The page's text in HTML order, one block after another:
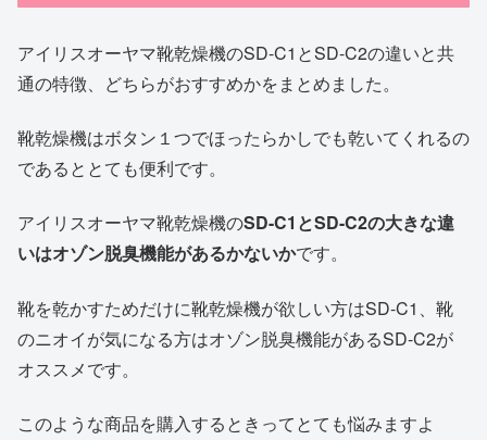
アイリスオーヤマ靴乾燥機のSD-C1とSD-C2の違いと共
通の特徴、どちらがおすすめかをまとめました。
靴乾燥機はボタン１つでほったらかしでも乾いてくれるの
であるととても便利です。
アイリスオーヤマ靴乾燥機のSD-C1とSD-C2の大きな違
いはオゾン脱臭機能があるかないかです。
靴を乾かすためだけに靴乾燥機が欲しい方はSD-C1、靴
のニオイが気になる方はオゾン脱臭機能があるSD-C2が
オススメです。
このような商品を購入するときってとても悩みますよ